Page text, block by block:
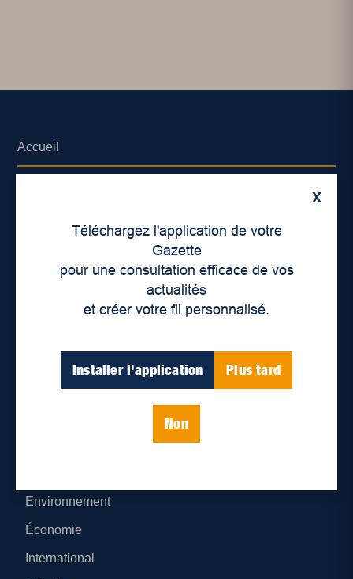
X
Téléchargez l'application de votre
Gazette
pour une consultation efficace de vos
actualités
et créer votre fil personnalisé.
Installer l'application Plus tard
Non
Accueil
Déontologie et confidentialité
Parutions numériques
Environnement
Économie
International